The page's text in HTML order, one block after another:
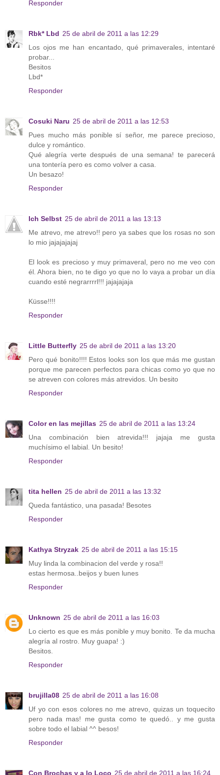
Responder
Rbk* Lbd 25 de abril de 2011 a las 12:29
Los ojos me han encantado, qué primaverales, intentaré
probar...
Besitos
Lbd*
Responder
Cosuki Naru 25 de abril de 2011 a las 12:53
Pues mucho más ponible sí señor, me parece precioso,
dulce y romántico.
Qué alegría verte después de una semana! te parecerá
una tontería pero es como volver a casa.
Un besazo!
Responder
Ich Selbst 25 de abril de 2011 a las 13:13
Me atrevo, me atrevo!! pero ya sabes que los rosas no son
lo mio jajajajajaj
El look es precioso y muy primaveral, pero no me veo con
él. Ahora bien, no te digo yo que no lo vaya a probar un día
cuando esté negrarrrrl!!! jajajajaja
Küsse!!!!
Responder
Little Butterfly 25 de abril de 2011 a las 13:20
Pero qué bonito!!!! Estos looks son los que más me gustan
porque me parecen perfectos para chicas como yo que no
se atreven con colores más atrevidos. Un besito
Responder
Color en las mejillas 25 de abril de 2011 a las 13:24
Una combinación bien atrevida!!! jajaja me gusta
muchísimo el labial. Un besito!
Responder
tita hellen 25 de abril de 2011 a las 13:32
Queda fantástico, una pasada! Besotes
Responder
Kathya Stryzak 25 de abril de 2011 a las 15:15
Muy linda la combinacion del verde y rosa!!
estas hermosa..beijos y buen lunes
Responder
Unknown 25 de abril de 2011 a las 16:03
Lo cierto es que es más ponible y muy bonito. Te da mucha
alegría al rostro. Muy guapa! :)
Besitos.
Responder
brujilla08 25 de abril de 2011 a las 16:08
Uf yo con esos colores no me atrevo, quizas un toquecito
pero nada mas! me gusta como te quedó.. y me gusta
sobre todo el labial ^^ besos!
Responder
Con Brochas y a lo Loco 25 de abril de 2011 a las 16:24